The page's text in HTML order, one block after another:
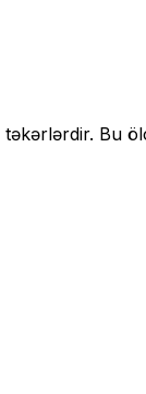
təkərlərdir. Bu